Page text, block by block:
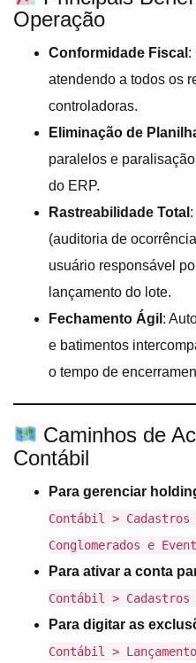
Operação
Conformidade Fiscal :
atendendo a todos os
controladoras.
Eliminação de
paralelos e
do ERP.
Rastreabilidade Total
(auditoria de
usuário responsável
lançamento do lote.
Fechamento Ágil :
e batimentos
o tempo de
Caminhos de
Contábil
Para gerenciar
Contábil > Cadastros
Conglomerados e
Para ativar a conta
Contábil > Cadastros
Para digitar as
Contábil >